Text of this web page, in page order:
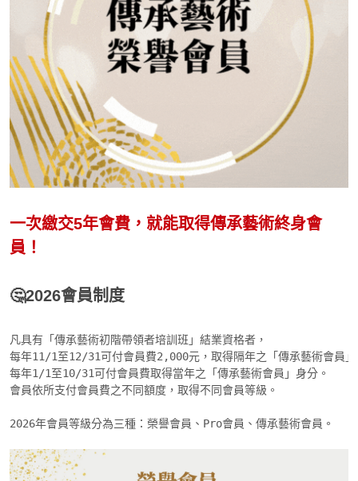
一次繳交5年會費，就能取得傳承藝術終身會
員！
🤔2026會員制度
凡具有「傳承藝術初階帶領者培訓班」結業資格者，
每年11/1至12/31可付會員費2,000元，取得隔年之「傳承藝術會員」
每年1/1至10/31可付會員費取得當年之「傳承藝術會員」身分。
會員依所支付會員費之不同額度，取得不同會員等級。
2026年會員等級分為三種：榮譽會員、Pro會員、傳承藝術會員。